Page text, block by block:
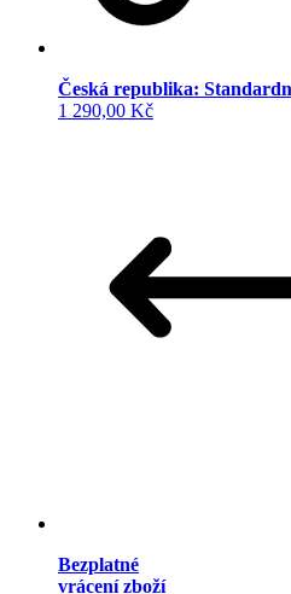
Česká republika:
1 290,00 Kč
Bezplatné
vrácení zboží